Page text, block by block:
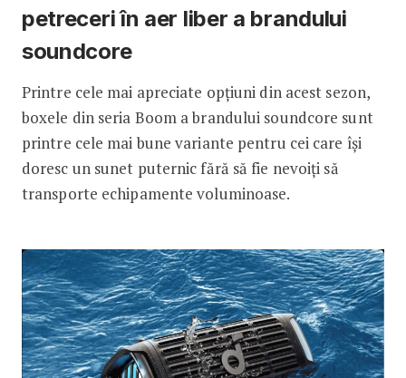
petreceri în aer liber a brandului
soundcore
Printre cele mai apreciate opțiuni din acest sezon,
boxele din seria Boom a brandului soundcore sunt
printre cele mai bune variante pentru cei care își
doresc un sunet puternic fără să fie nevoiți să
transporte echipamente voluminoase.